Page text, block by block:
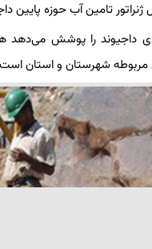
تامین آب حوزه پایین
داجیوند را پوشش می‌دهد
مربوطه شهرستان و استان